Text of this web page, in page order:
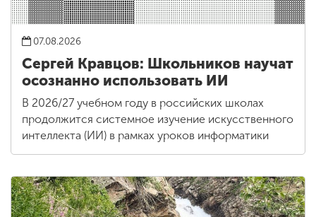
07.08.2026
Сергей Кравцов: Школьников научат
осознанно использовать ИИ
В 2026/27 учебном году в российских школах
продолжится системное изучение искусственного
интеллекта (ИИ) в рамках уроков информатики